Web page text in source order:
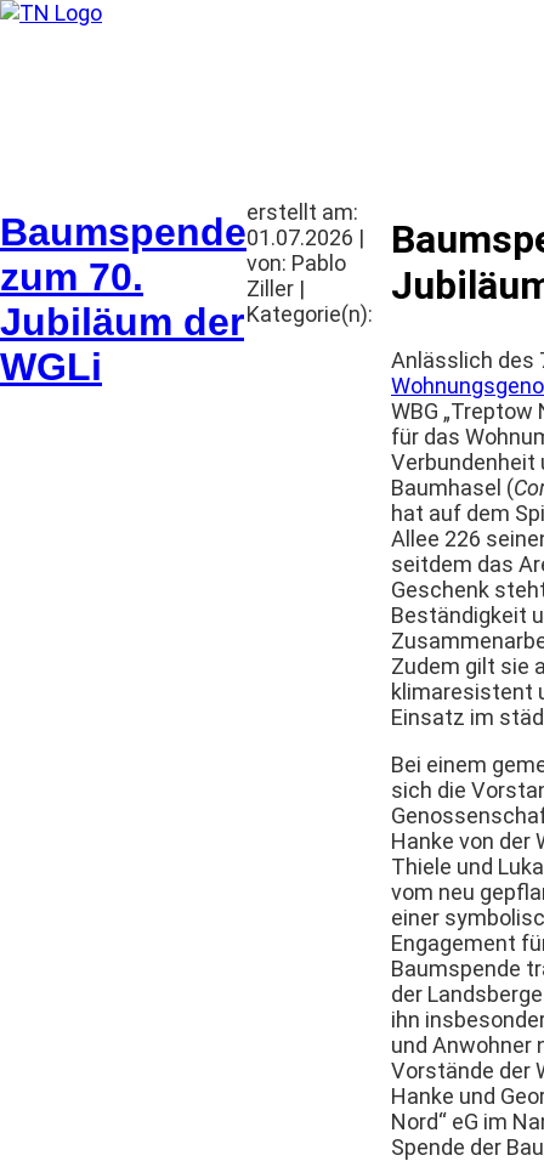
Baumspende
zum 70.
Jubiläum der
WGLi
erstellt am:
01.07.2026 |
von: Pablo
Ziller |
Kategorie(n):
Anlässlich des
WBG „Treptow
für das
Verbundenheit
Baumhasel (
hat auf dem
Allee 226
seitdem das
Geschenk
Beständigkeit
Zudem gilt sie
klimaresistent
Einsatz im
Bei einem
sich die
Hanke von der
Thiele und
vom neu
einer
Engagement
Baumspende
der
ihn
und Anwohner
Vorstände der
Hanke und
Nord“ eG im
Spende der